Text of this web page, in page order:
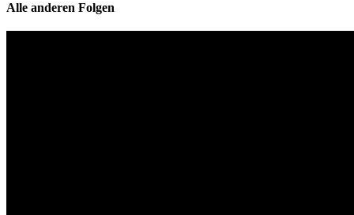
Alle anderen Folgen